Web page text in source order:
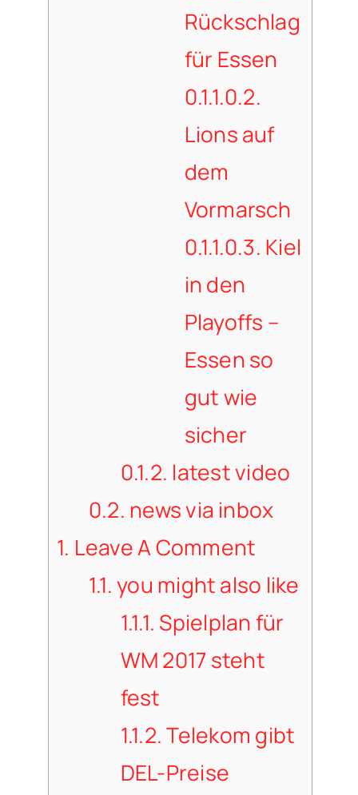
Rückschlag
für Essen
0.1.1.0.2.
Lions auf
dem
Vormarsch
0.1.1.0.3. Kiel
in den
Playoffs –
Essen so
gut wie
sicher
0.1.2. latest video
0.2. news via inbox
1. Leave A Comment
1.1.you might also like
1.1.1. Spielplan für
WM 2017 steht
fest
1.1.2.Telekom gibt
DEL-Preise